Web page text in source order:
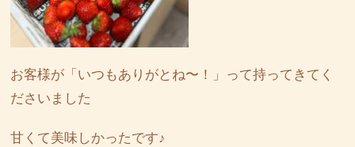
お客様が「いつもありがとね〜！」って持ってきてく
ださいました
甘くて美味しかったです♪